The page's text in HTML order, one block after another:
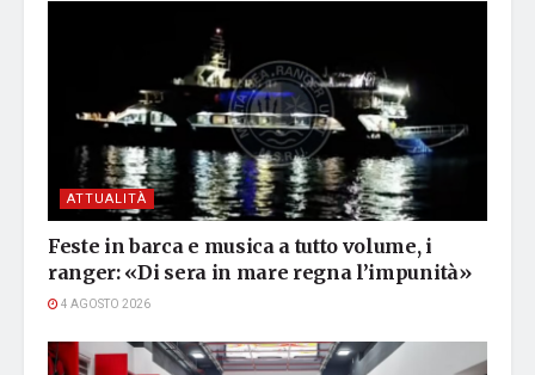
ATTUALITÀ
Feste in barca e musica a tutto volume, i
ranger: «Di sera in mare regna l’impunità»
4 AGOSTO 2026